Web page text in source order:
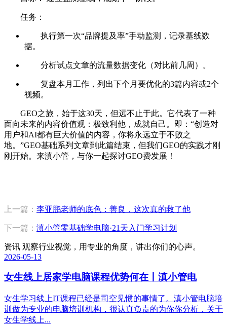
任务：
执行第一次“品牌提及率”手动监测，记录基线数
据。
分析试点文章的流量数据变化（对比前几周）。
复盘本月工作，列出下个月要优化的3篇内容或2个
视频。
GEO之旅，始于这30天，但远不止于此。 它代表了一种
面向未来的内容价值观：极致利他，成就自己。
即：“创造对
用户和AI都有巨大价值的内容，你将永远立于不败之
地。”GEO基础系列文章到此篇结束，但我们GEO的实践才刚
刚开始。来滇小管，与你一起探讨GEO费发展！
上一篇： 李亚鹏老师的底色：善良，这次真的救了他
下一篇： 滇小管零基础学电脑·21天入门学习计划
资讯 观察行业视觉，用专业的角度，讲出你们的心声。
2026-05-13
女生线上居家学电脑课程优势何在丨滇小管电
女生学习线上IT课程已经是司空见惯的事情了。滇小管电脑培
训做为专业的电脑培训机构，很认真负责的为你你分析，关于
女生学线上...